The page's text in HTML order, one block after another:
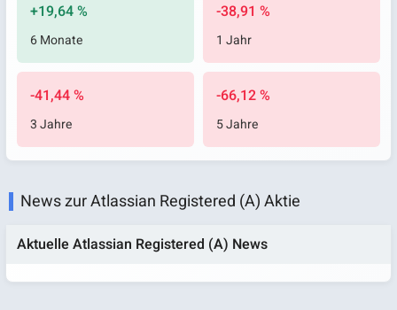
+19,64 %
6 Monate
-38,91 %
1 Jahr
-41,44 %
3 Jahre
-66,12 %
5 Jahre
News zur Atlassian Registered (A) Aktie
Aktuelle Atlassian Registered (A) News